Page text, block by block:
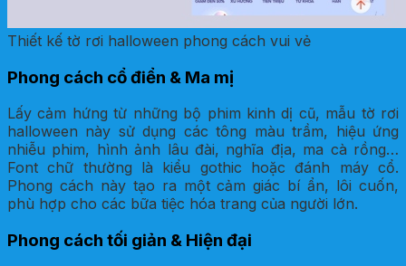
Thiết kế tờ rơi halloween phong cách vui vẻ
Phong cách cổ điển & Ma mị
Lấy cảm hứng từ những bộ phim kinh dị cũ, mẫu tờ rơi
halloween này sử dụng các tông màu trầm, hiệu ứng
nhiễu phim, hình ảnh lâu đài, nghĩa địa, ma cà rồng…
Font chữ thường là kiểu gothic hoặc đánh máy cổ.
Phong cách này tạo ra một cảm giác bí ẩn, lôi cuốn,
phù hợp cho các bữa tiệc hóa trang của người lớn.
Phong cách tối giản & Hiện đại